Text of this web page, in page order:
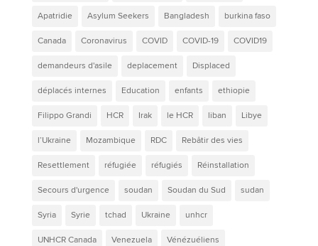
Apatridie Asylum Seekers Bangladesh burkina faso
Canada Coronavirus COVID COVID-19 COVID19
demandeurs d'asile deplacement Displaced
déplacés internes Education enfants ethiopie
Filippo Grandi HCR Irak le HCR liban Libye
l’Ukraine Mozambique RDC Rebâtir des vies
Resettlement réfugiée réfugiés Réinstallation
Secours d'urgence soudan Soudan du Sud sudan
Syria Syrie tchad Ukraine unhcr
UNHCR Canada Venezuela Vénézuéliens